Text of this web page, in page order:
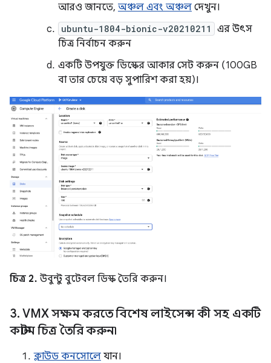
আরও জানতে, অঞ্চল এবং অঞ্চল দেখুন।
ubuntu-1804-bionic-v20210211
এর উৎস
চিত্র নির্বাচন করুন
একটি উপযুক্ত ডিস্কের আকার সেট করুন (100GB
বা তার চেয়ে বড় সুপারিশ করা হয়)।
চিত্র 2. উবুন্টু বুটেবল ডিস্ক তৈরি করুন।
3. VMX সক্ষম করতে বিশেষ লাইসেন্স কী সহ একটি
কাস্টম চিত্র তৈরি করুন৷
ক্লাউড কনসোলে যান।